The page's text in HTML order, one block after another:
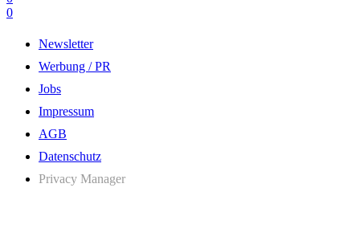
0
Newsletter
Werbung / PR
Jobs
Impressum
AGB
Datenschutz
Privacy Manager